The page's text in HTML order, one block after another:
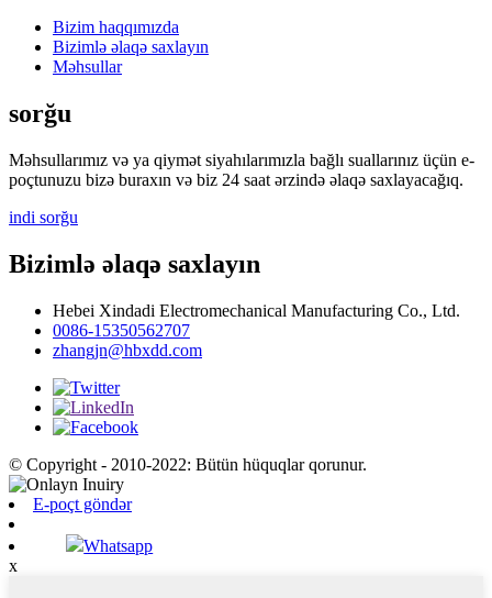
Bizim haqqımızda
Bizimlə əlaqə saxlayın
Məhsullar
sorğu
Məhsullarımız və ya qiymət siyahılarımızla bağlı suallarınız üçün e-
poçtunuzu bizə buraxın və biz 24 saat ərzində əlaqə saxlayacağıq.
indi sorğu
Bizimlə əlaqə saxlayın
Hebei Xindadi Electromechanical Manufacturing Co., Ltd.
0086-15350562707
zhangjn@hbxdd.com
© Copyright - 2010-2022: Bütün hüquqlar qorunur.
E-poçt göndər
Whatsapp
x